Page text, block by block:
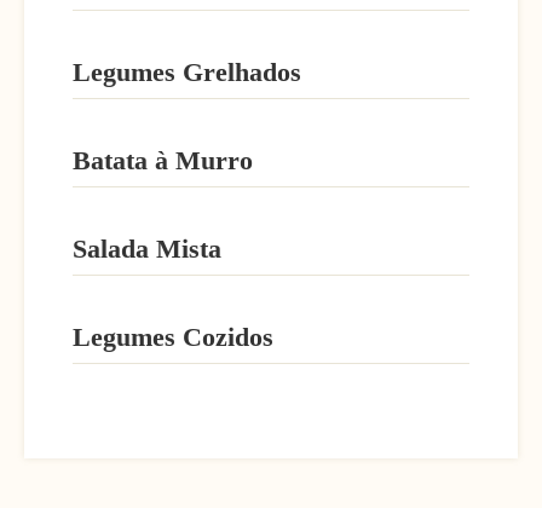
Legumes Grelhados
Batata à Murro
Salada Mista
Legumes Cozidos